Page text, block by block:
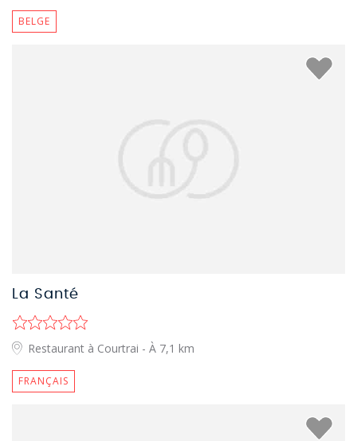
BELGE
La Santé
Restaurant à Courtrai - À 7,1 km
FRANÇAIS